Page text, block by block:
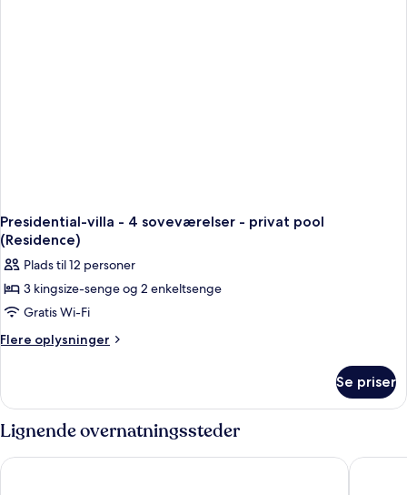
Presidential-villa - 4 soveværelser - privat pool
(Residence)
Plads til 12 personer
3 kingsize-senge og 2 enkeltsenge
Gratis Wi-Fi
Flere oplysninger
Flere
villa
4
-
Se priser
Lignende overnatningssteder
Banyan Tree Samui The